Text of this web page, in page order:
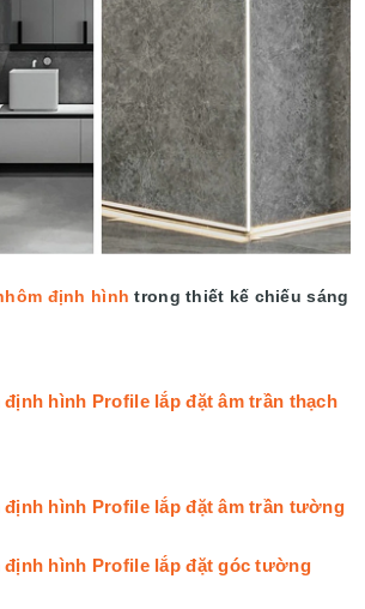
định hình trong thiết kế chiếu sáng
định hình Profile lắp đặt âm trần thạch
định hình Profile lắp đặt âm trần tường
định hình Profile lắp đặt góc tường